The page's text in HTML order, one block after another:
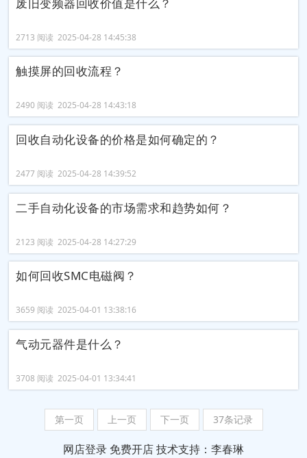
2713 阅读 2025-04-28 14:45:38
触摸屏的回收流程？
2490 阅读 2025-04-28 14:43:18
回收自动化设备的价格是如何确定的？
2477 阅读 2025-04-28 14:39:52
二手自动化设备的市场需求和趋势如何？
2123 阅读 2025-04-28 14:27:29
如何回收SMC电磁阀？
3659 阅读 2025-04-01 13:38:16
气动元器件是什么？
3708 阅读 2025-04-01 13:34:41
第一页 上一页 下一页 37条记录
网店登录 免费开店技术支持：李春琳